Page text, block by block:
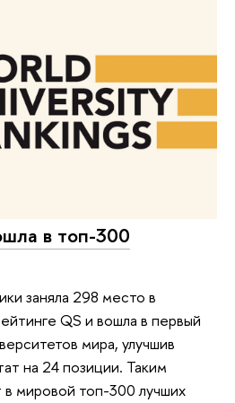
в топ-300
заняла 298 место в
QS и вошла в первый
мира, улучшив
на 24 позиции. Таким
мировой топ-300 лучших